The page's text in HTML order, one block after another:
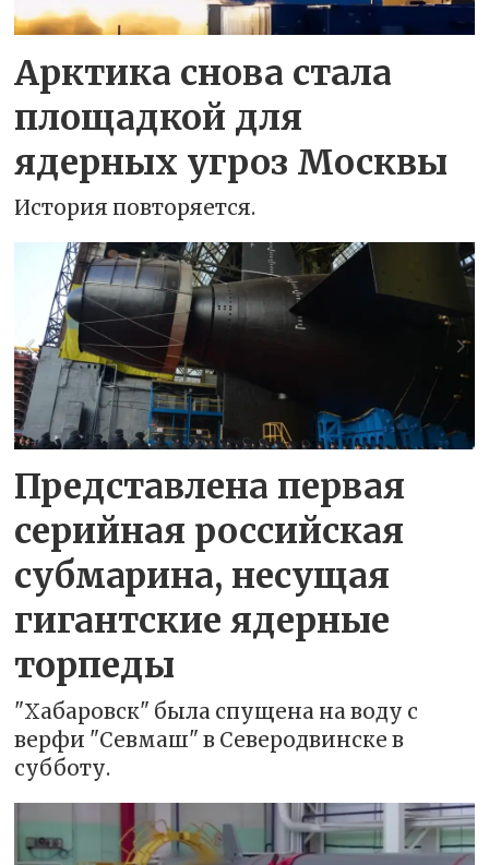
Арктика снова стала
площадкой для
ядерных угроз Москвы
История повторяется.
Представлена первая
серийная российская
субмарина, несущая
гигантские ядерные
торпеды
"Хабаровск" была спущена на воду с
верфи "Севмаш" в Северодвинске в
субботу.